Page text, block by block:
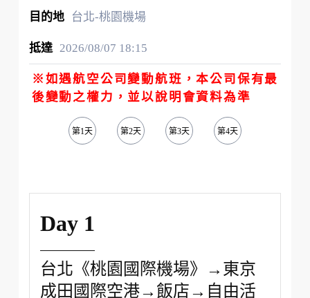
台北-桃園機場
2026/08/07 18:15
※如遇航空公司變動航班，本公司保有最
後變動之權力，並以說明會資料為準
第1天 第2天 第3天 第4天
Day 1
台北《桃園國際機場》→東京
成田國際空港→飯店→自由活